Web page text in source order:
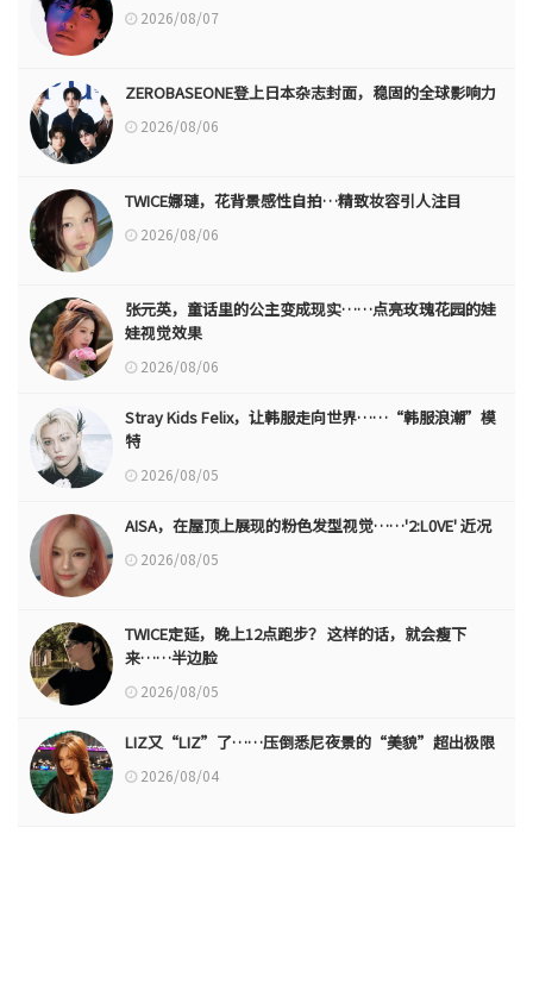
2026/08/07
ZEROBASEONE登上日本杂志封面，稳固的全球影响力
2026/08/06
TWICE娜璉，花背景感性自拍…精致妆容引人注目
2026/08/06
张元英，童话里的公主变成现实……点亮玫瑰花园的娃
娃视觉效果
2026/08/06
Stray Kids Felix，让韩服走向世界……“韩服浪潮”模
特
2026/08/05
AISA，在屋顶上展现的粉色发型视觉……'2:L0VE' 近况
2026/08/05
TWICE定延，晚上12点跑步？ 这样的话，就会瘦下
来……半边脸
2026/08/05
LIZ又“LIZ”了……压倒悉尼夜景的“美貌”超出极限
2026/08/04